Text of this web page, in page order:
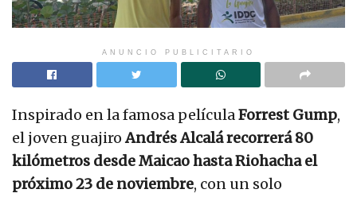
ANUNCIO PUBLICITARIO
Inspirado en la famosa películaForrest Gump,
el joven guajiroAndrés Alcalá recorrerá 80
kilómetros desde Maicao hasta Riohacha el
próximo 23 de noviembre, con un solo